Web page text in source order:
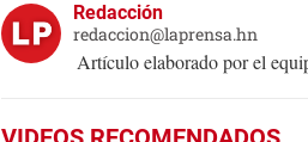
Redacción
redaccion@laprensa.hn
Artículo elaborado por el